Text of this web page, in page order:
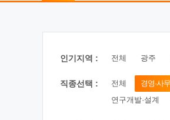
인기지역 : 전체 광주
직종선택 : 전체 경영·사
연구개발·설계